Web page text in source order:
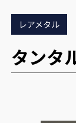
レアメタル
タンタ